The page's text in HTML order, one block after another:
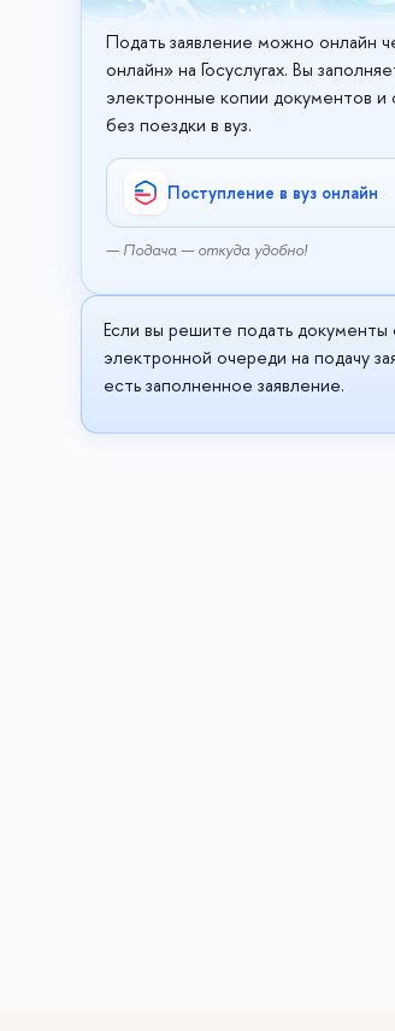
Подать заявление можно онлайн
онлайн» на Госуслугах. Вы
электронные копии документов
без поездки в вуз.
Поступление в вуз онлайн
— Подача — откуда удобно!
Если вы решите подать
электронной очереди на подачу
есть заполненное заявление.